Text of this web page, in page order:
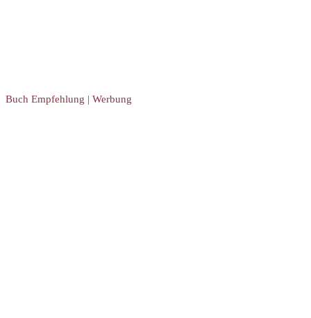
Buch Empfehlung | Werbung